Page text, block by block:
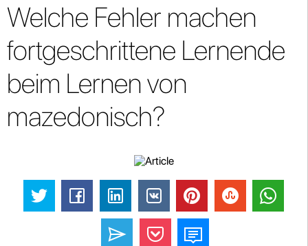
Welche Fehler machen
fortgeschrittene Lernende
beim Lernen von
mazedonisch?